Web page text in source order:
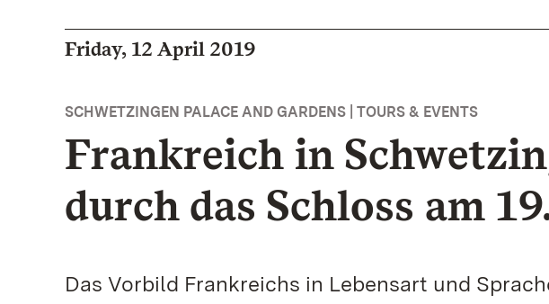
Friday, 12 April 2019
SCHWETZINGEN PALACE AND GARDENS | TOURS & EVENTS
Frankreich in
durch das Schloss am
Das Vorbild Frankreichs in Lebensart und